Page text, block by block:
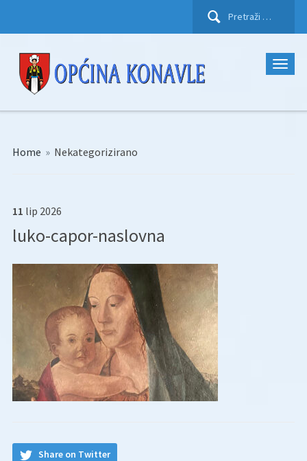
Pretraži:
Home » Nekategorizirano
11 lip 2026
luko-capor-naslovna
Share on Twitter